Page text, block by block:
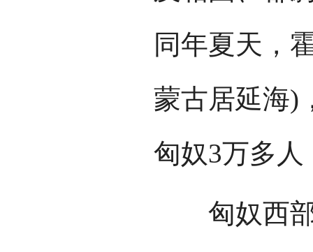
同年夏天，
蒙古居延海)
匈奴3万多
匈奴西部